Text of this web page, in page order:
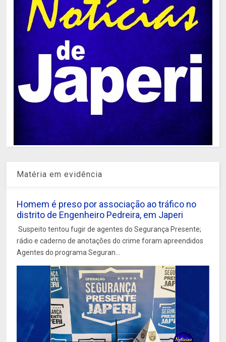
Matéria em evidência
Homem é preso por associação ao tráfico no
distrito de Engenheiro Pedreira, em Japeri
Suspeito tentou fugir de agentes do Segurança Presente;
rádio e caderno de anotações do crime foram apreendidos
Agentes do programa Seguran...